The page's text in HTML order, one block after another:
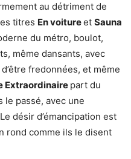
au détriment de
titres En voitureet Sauna
du métro, boulot,
même dansants, avec
fredonnées, et même
Extraordinaire part du
le passé, avec une
désir d’émancipation est
rond comme ils le disent